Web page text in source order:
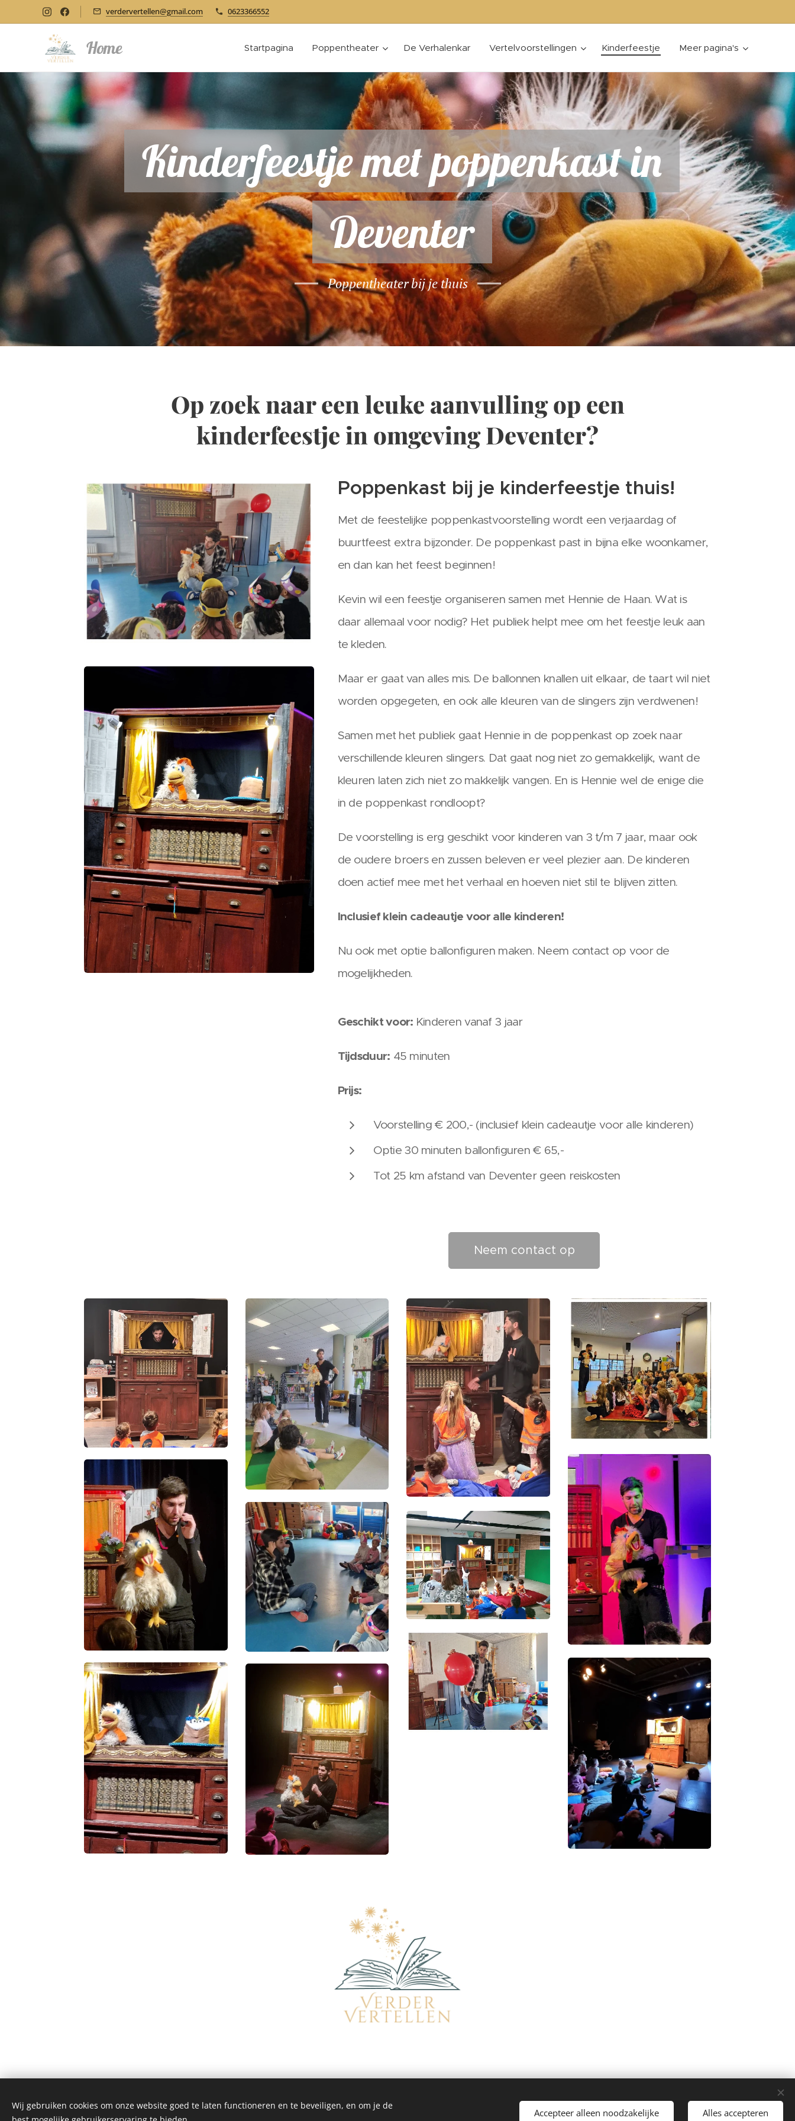
verdervertellen@gmail.com 0623366552
Home Startpagina Poppentheater De Verhalenkar Vertelvoorstellingen Kinderfeestje Meer pagina's
Kinderfeestje met poppenkast in
Deventer
Poppentheater bij je thuis
Op zoek naar een leuke aanvulling op een
kinderfeestje in omgeving Deventer?
Poppenkast bij je kinderfeestje thuis!
Met de feestelijke poppenkastvoorstelling wordt een verjaardag of
buurtfeest extra bijzonder. De poppenkast past in bijna elke woonkamer,
en dan kan het feest beginnen!
Kevin wil een feestje organiseren samen met Hennie de Haan. Wat is
daar allemaal voor nodig? Het publiek helpt mee om het feestje leuk aan
te kleden.
Maar er gaat van alles mis. De ballonnen knallen uit elkaar, de taart wil niet
worden opgegeten, en ook alle kleuren van de slingers zijn verdwenen!
Samen met het publiek gaat Hennie in de poppenkast op zoek naar
verschillende kleuren slingers. Dat gaat nog niet zo gemakkelijk, want de
kleuren laten zich niet zo makkelijk vangen. En is Hennie wel de enige die
in de poppenkast rondloopt?
De voorstelling is erg geschikt voor kinderen van 3 t/m 7 jaar, maar ook
de oudere broers en zussen beleven er veel plezier aan. De kinderen
doen actief mee met het verhaal en hoeven niet stil te blijven zitten.
Inclusief klein cadeautje voor alle kinderen!
Nu ook met optie ballonfiguren maken. Neem contact op voor de
mogelijkheden.
Geschikt voor: Kinderen vanaf 3 jaar
Tijdsduur: 45 minuten
Prijs:
Voorstelling € 200,- (inclusief klein cadeautje voor alle kinderen)
Optie 30 minuten ballonfiguren € 65,-
Tot 25 km afstand van Deventer geen reiskosten
Neem contact op
Verder Vertellen - poppentheater, verhalen, poppenkast & workshops
Wij gebruiken cookies om onze website goed te laten functioneren en te beveiligen, en om je de
Accepteer alleen noodzakelijke Alles accepteren